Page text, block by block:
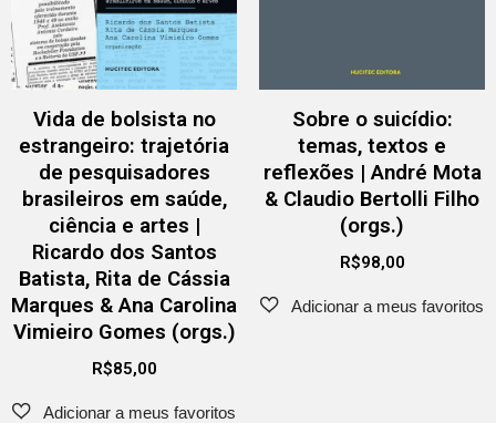
Vida de bolsista no
estrangeiro: trajetória
de pesquisadores
brasileiros em saúde,
ciência e artes |
Ricardo dos Santos
Batista, Rita de Cássia
Marques & Ana Carolina
Vimieiro Gomes (orgs.)
R$85,00
Sobre o suicídio:
temas, textos e
reflexões | André Mota
& Claudio Bertolli Filho
(orgs.)
R$98,00